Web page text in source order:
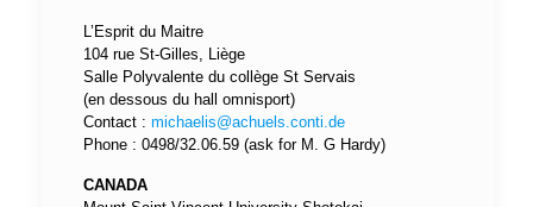
L’Esprit du Maitre
104 rue St-Gilles, Liège
Salle Polyvalente du collège St Servais
(en dessous du hall omnisport)
Contact : michaelis@achuels.conti.de
Phone : 0498/32.06.59 (ask for M. G Hardy)
CANADA